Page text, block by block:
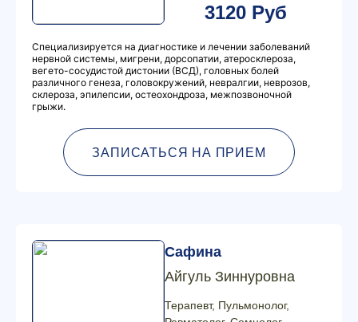
3120 Руб
Специализируется на диагностике и лечении заболеваний
нервной системы, мигрени, дорсопатии, атеросклероза,
вегето-сосудистой дистонии (ВСД), головных болей
различного генеза, головокружений, невралгии, неврозов,
склероза, эпилепсии, остеохондроза, межпозвоночной
грыжи.
ЗАПИСАТЬСЯ НА ПРИЕМ
Сафина
Айгуль Зиннуровна
Терапевт, Пульмонолог,